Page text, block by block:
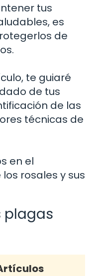
tus
es
de
te guiaré
de tus
de las
técnicas de
en el
rosales y sus
plagas